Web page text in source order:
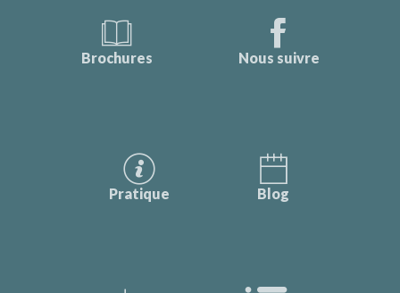
Brochures Nous suivre
Pratique Blog